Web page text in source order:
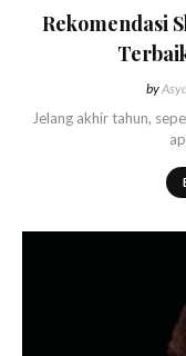
Rekomendasi
by
Jelang akhir tahun,